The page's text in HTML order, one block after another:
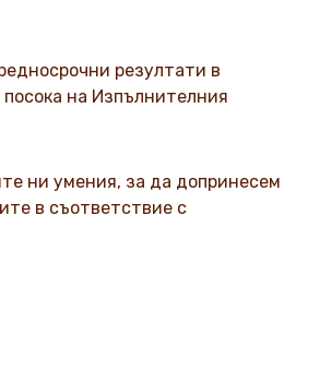
резултати в
на Изпълнителния
ни умения, за да допринесем
в съответствие с